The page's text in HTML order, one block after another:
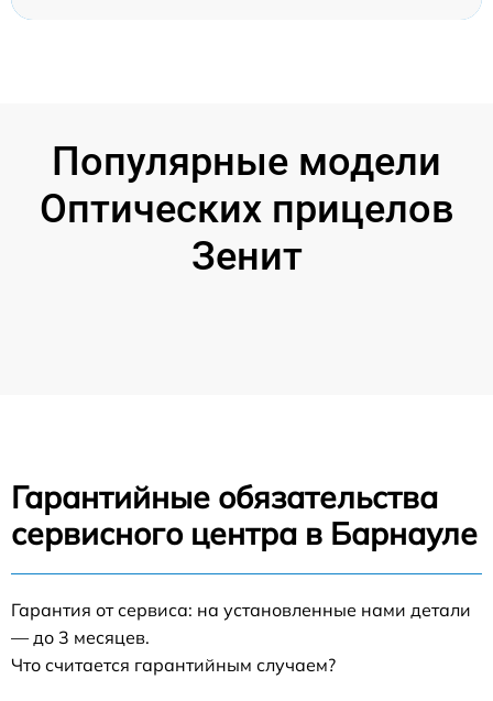
Популярные модели
Оптических прицелов
Зенит
Гарантийные обязательства
сервисного центра в Барнауле
Гарантия от сервиса: на установленные нами детали
— до 3 месяцев.
Что считается гарантийным случаем?